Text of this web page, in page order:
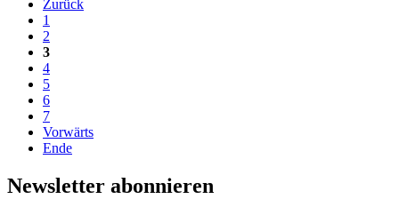
Zurück
1
2
3
4
5
6
7
Vorwärts
Ende
Newsletter abonnieren